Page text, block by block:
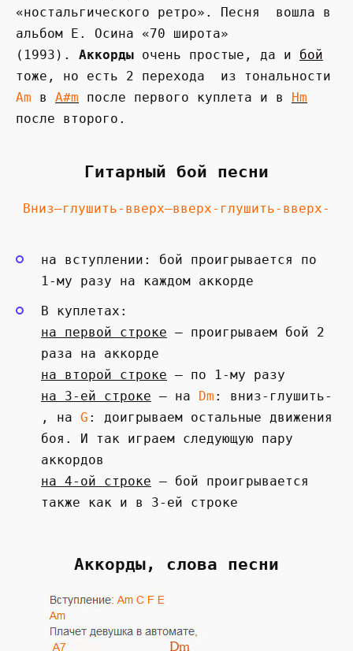
«ностальгического ретро». Песня вошла в
альбом Е. Осина «70 широта»
(1993). Аккорды очень простые, да и бой
тоже, но есть 2 перехода из тональности
Am в A#m после первого куплета и в
Hm
после второго.
Гитарный бой песни
Вниз—глушить-вверх—вверх-глушить-вверх-
на вступлении: бой проигрывается по
1-му разу на каждом аккорде
В куплетах:
на первой строке — проигрываем бой 2
раза на аккорде
на второй строке — по 1-му разу
на 3-ей строке — на Dm : вниз-глушить-
, на G : доигрываем остальные движения
боя. И так играем следующую пару
аккордов
на 4-ой строке — бой проигрывается
также как и в 3-ей строке
Аккорды, слова песни